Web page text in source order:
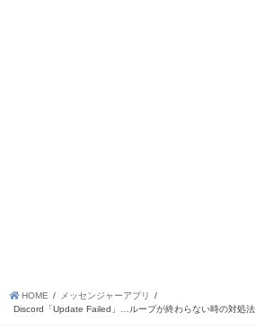
HOME
メッセンジャーアプリ
Discord「Update Failed」…ループが終わらない時の対処法